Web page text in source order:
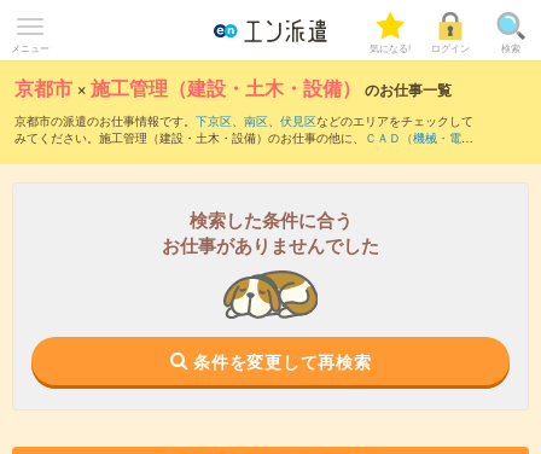
メニュー 気になる! ログイン 検索
京都市 ×施工管理（建設・土木・設備） のお仕事一覧
京都市の派遣のお仕事情報です。 下京区、 南区、 伏見区などのエリアをチェックして
みてください。施工管理（建設・土木・設備）のお仕事の他に、
ＣＡＤ（機械・電
り込んでいただけます。職種辞典：施工管理（建設・土木・設備）のお仕事とは？と
検索した条件に合う
お仕事がありませんでした
条件を変更して再検索